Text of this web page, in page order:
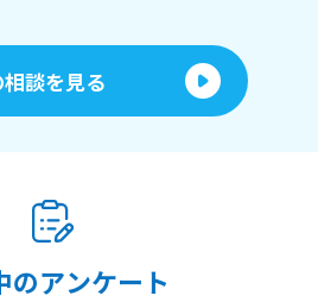
談を見る
のアンケート